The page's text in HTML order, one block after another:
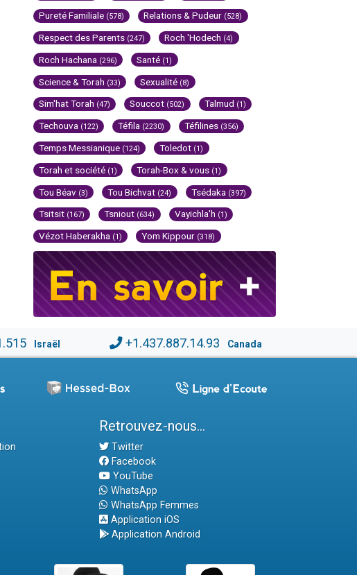
Pureté Familiale (578) Relations & Pudeur (528)
Respect des Parents (247) Roch 'Hodech (4)
Roch Hachana (296) Santé (1)
Science & Torah (33) Sexualité (8)
Sim'hat Torah (47) Souccot (502) Talmud (1)
Techouva (122) Téfila (2230) Téfilines (356)
Temps Messianique (124) Toledot (1)
Torah et société (1) Torah-Box & vous (1)
Tou Béav (3) Tou Bichvat (24) Tsédaka (397)
Tsitsit (167) Tsniout (634) Vayichla'h (1)
Vézot Haberakha (1) Yom Kippour (318)
Israël +1.437.887.14.93 Canada
Retrouvez-nous...
Twitter
Facebook
YouTube
WhatsApp
WhatsApp Femmes
Application iOS
Application Android